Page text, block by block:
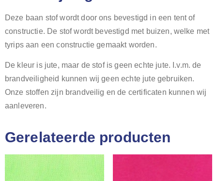
Deze baan stof wordt door ons bevestigd in een tent of
constructie. De stof wordt bevestigd met buizen, welke met
tyrips aan een constructie gemaakt worden.
De kleur is jute, maar de stof is geen echte jute. I.v.m. de
brandveiligheid kunnen wij geen echte jute gebruiken.
Onze stoffen zijn brandveilig en de certificaten kunnen wij
aanleveren.
Gerelateerde producten